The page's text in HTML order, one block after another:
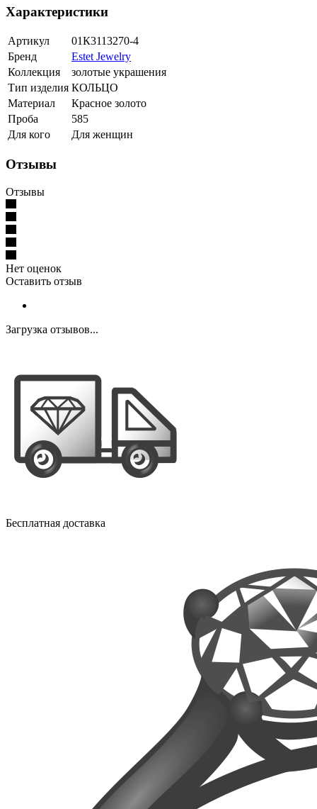
Характеристики
Артикул
01К3113270-4
Бренд
Estet Jewelry
Коллекция
золотые украшения
Тип изделия КОЛЬЦО
Материал
Красное золото
Проба
585
Для кого
Для женщин
Отзывы
Отзывы
Нет оценок
Оставить отзыв
Загрузка отзывов...
Бесплатная доставка